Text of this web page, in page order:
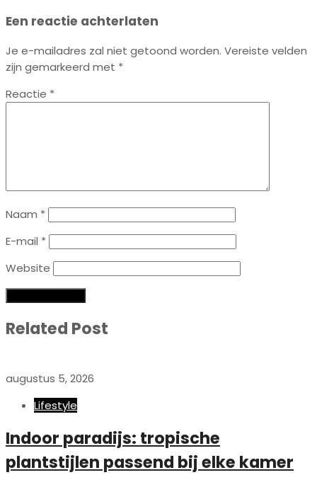
Een reactie achterlaten
Je e-mailadres zal niet getoond worden. Vereiste velden
zijn gemarkeerd met *
Reactie *
Naam *
E-mail *
Website
Related Post
augustus 5, 2026
Lifestyle
Indoor paradijs: tropische
plantstijlen passend bij elke kamer